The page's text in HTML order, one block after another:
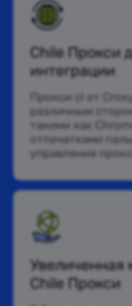
Chile Прокси
интеграции
Прокси cl от
различным
такими как
отпечатками
управления
Увеличенная
Chile Прокси